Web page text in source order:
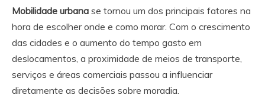
Mobilidade urbana se tornou um dos principais fatores na
hora de escolher onde e como morar. Com o crescimento
das cidades e o aumento do tempo gasto em
deslocamentos, a proximidade de meios de transporte,
serviços e áreas comerciais passou a influenciar
diretamente as decisões sobre moradia.